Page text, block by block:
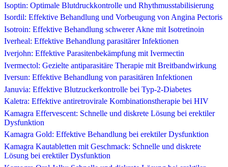
Isoptin: Optimale Blutdruckkontrolle und Rhythmusstabilisierung
Isordil: Effektive Behandlung und Vorbeugung von Angina Pectoris
Isotroin: Effektive Behandlung schwerer Akne mit Isotretinoin
Iverheal: Effektive Behandlung parasitärer Infektionen
Iverjohn: Effektive Parasitenbekämpfung mit Ivermectin
Ivermectol: Gezielte antiparasitäre Therapie mit Breitbandwirkung
Iversun: Effektive Behandlung von parasitären Infektionen
Januvia: Effektive Blutzuckerkontrolle bei Typ-2-Diabetes
Kaletra: Effektive antiretrovirale Kombinationstherapie bei HIV
Kamagra Effervescent: Schnelle und diskrete Lösung bei erektiler
Dysfunktion
Kamagra Gold: Effektive Behandlung bei erektiler Dysfunktion
Kamagra Kautabletten mit Geschmack: Schnelle und diskrete
Lösung bei erektiler Dysfunktion